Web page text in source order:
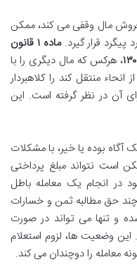
فروش مال وقفی می کند، ممکن
پیگرد قرار گیرد.
ماده ۱ قانون
، هرکس که مال دیگری را با
منتقل کند را کلاهبردار
آن در نظر گرفته است. این
آگاه بوده یا خیر، با مشکلات
است نتواند مبلغ پرداختی
در انجام یک معامله باطل
حق مطالبه ثمن و خسارات
و تنها می تواند در صورت
این وضعیت ها، لزوم استعلام
معامله را دوچندان می کند.